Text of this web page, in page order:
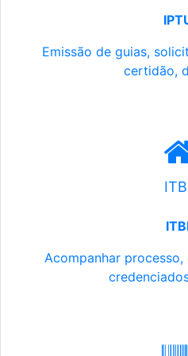
Emissão de guias,
certidão,
Acompanhar